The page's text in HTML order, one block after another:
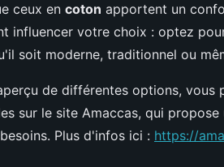
ceux en coton apportent un
influencer votre choix : optez
soit moderne, traditionnel ou
de différentes options, vous
sur le site Amaccas, qui
Plus d'infos ici : https://